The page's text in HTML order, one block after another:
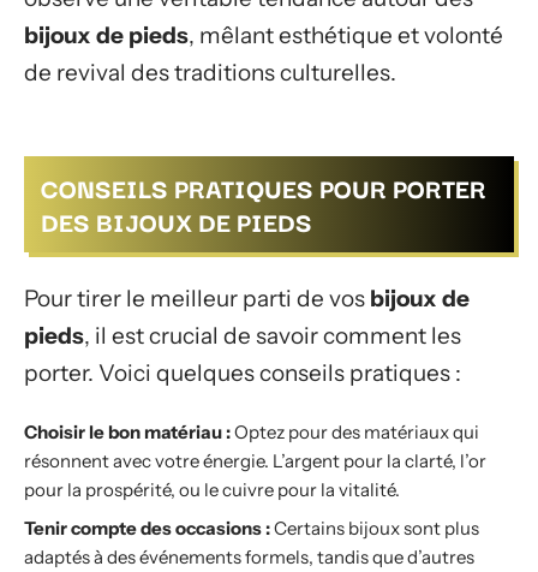
bijoux de pieds, mêlant esthétique et volonté
de revival des traditions culturelles.
CONSEILS PRATIQUES POUR PORTER
DES BIJOUX DE PIEDS
Pour tirer le meilleur parti de vos bijoux de
pieds, il est crucial de savoir comment les
porter. Voici quelques conseils pratiques :
Choisir le bon matériau :Optez pour des matériaux qui
résonnent avec votre énergie. L’argent pour la clarté, l’or
pour la prospérité, ou le cuivre pour la vitalité.
Tenir compte des occasions :Certains bijoux sont plus
adaptés à des événements formels, tandis que d’autres